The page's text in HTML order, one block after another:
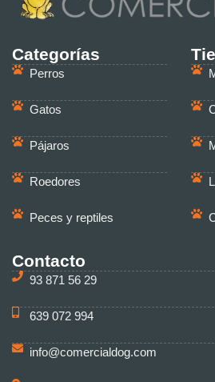
Categorías
Perros
Gatos
Pájaros
Roedores
Peces y reptiles
Contacto
93 871 56 29
639 072 994
info@comercialdog.com